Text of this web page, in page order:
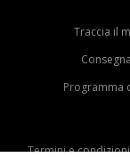
Traccia il
Programma
Termini e condizioni